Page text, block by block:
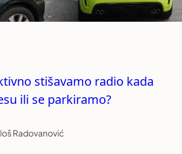
stišavamo radio kada
ili se parkiramo?
Radovanović